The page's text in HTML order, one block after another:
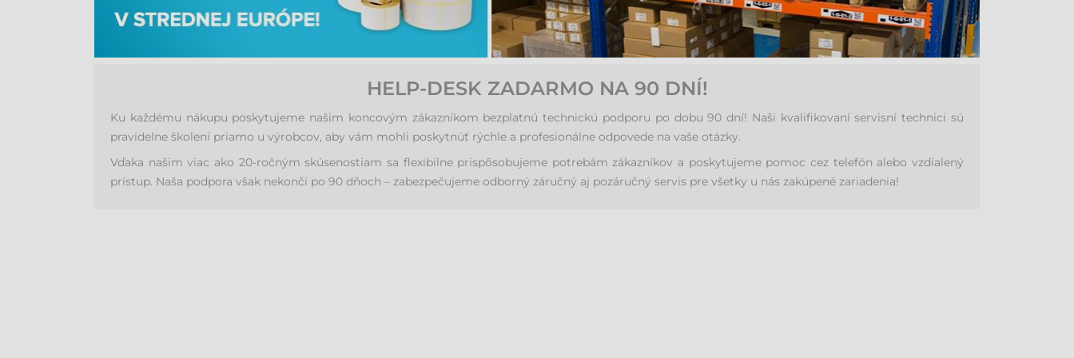
HELP-DESK ZADARMO NA 90 DNÍ!
Ku každému nákupu poskytujeme našim koncovým zákazníkom bezplatnú technickú podporu po dobu 90 dní! Naši kvalifikovaní servisní technici sú
pravidelne školení priamo u výrobcov, aby vám mohli poskytnúť rýchle a profesionálne odpovede na vaše otázky.
Vďaka našim viac ako 20-ročným skúsenostiam sa flexibilne prispôsobujeme potrebám zákazníkov a poskytujeme pomoc cez telefón alebo vzdialený
prístup. Naša podpora však nekončí po 90 dňoch – zabezpečujeme odborný záručný aj pozáručný servis pre všetky u nás zakúpené zariadenia!